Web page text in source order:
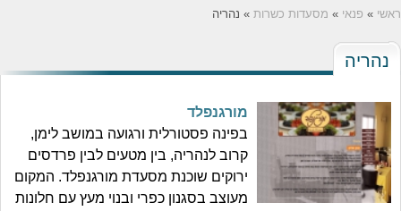
ראשי » פנאי » מסעדות כשרות » נהריה
נהריה
מורגנפלד
בפינה פסטורלית ורגועה במושב לימן,
קרוב לנהריה, בין מטעים לבין פרדסים
ירוקים שוכנת מסעדת מורגנפלד. המקום
מעוצב בסגנון כפרי ובנוי מעץ עם חלונות